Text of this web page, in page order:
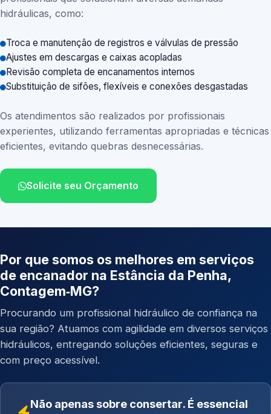
hidráulicas, como:
Troca e manutenção de registros e válvulas de pressão
Ajustes em descargas e caixas acopladas
Revisão completa de encanamentos internos
Substituição de sifões, flexíveis e conexões desgastadas
Os atendimentos são realizados por profissionais
experientes, utilizando ferramentas apropriadas e técnicas
eficientes, evitando quebras desnecessárias.
Solicite seu Orçamento
Por que somos os melhores em serviços
de encanador na Estância da Penha,
Contagem‑MG?
Procurando um profissional hidráulico de confiança na
sua região? Atuamos com agilidade em diversos serviços
hidráulicos, entregando soluções eficientes, seguras e
com preço acessível.
Não apenas sobre consertar. É essencial